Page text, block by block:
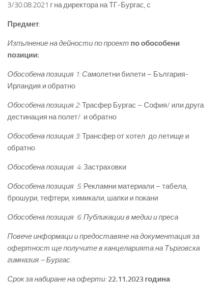
3/30.08.2021 г на директора на ТГ-Бургас, с
Предмет:
Изпълнение на дейности по проект по обособени
позиции:
Обособена позиция 1: Самолетни билети – България-
Ирландия и обратно
Обособена позиция 2:Трасфер Бургас – София/ или друга
дестинация на полет/ и обратно
Обособена позиция 3:Трансфер от хотел до летище и
обратно
Обособена позиция 4:Застраховки
Обособена позиция 5: Рекламни материали – табела,
брошури, тефтери, химикали, шапки и покани
Обособена позиция 6: Публикации в медии и преса
Повече информаци и предоставяне на документация за
офертност ще получите в канцеларията на Търговска
гимназия – Бургас.
Срок за набиране на оферти: 22.11.2023 година